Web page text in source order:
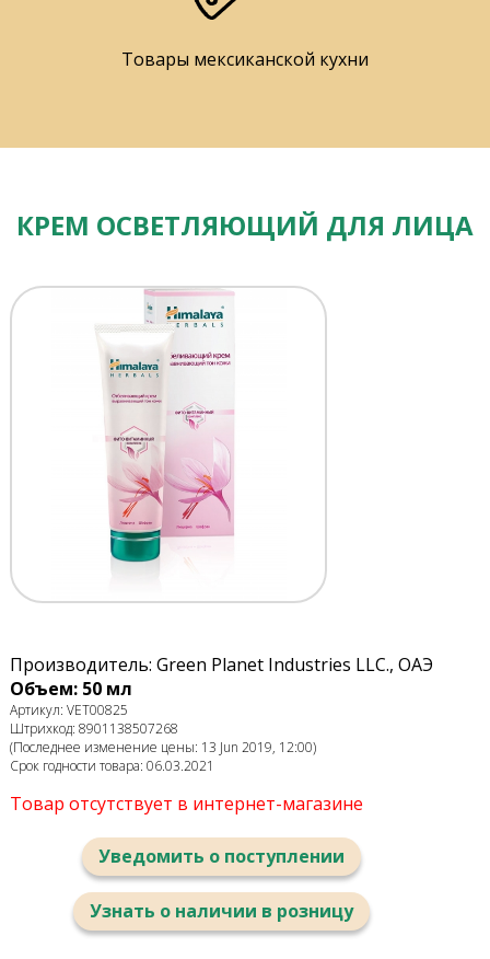
Товары мексиканской кухни
КРЕМ ОСВЕТЛЯЮЩИЙ ДЛЯ ЛИЦА
Производитель: Green Planet Industries LLC., ОАЭ
Объем: 50 мл
Артикул: VET00825
Штрихкод: 8901138507268
(Последнее изменение цены: 13 Jun 2019, 12:00)
Срок годности товара: 06.03.2021
Товар отсутствует в интернет-магазине
Уведомить о поступлении
Узнать о наличии в розницу